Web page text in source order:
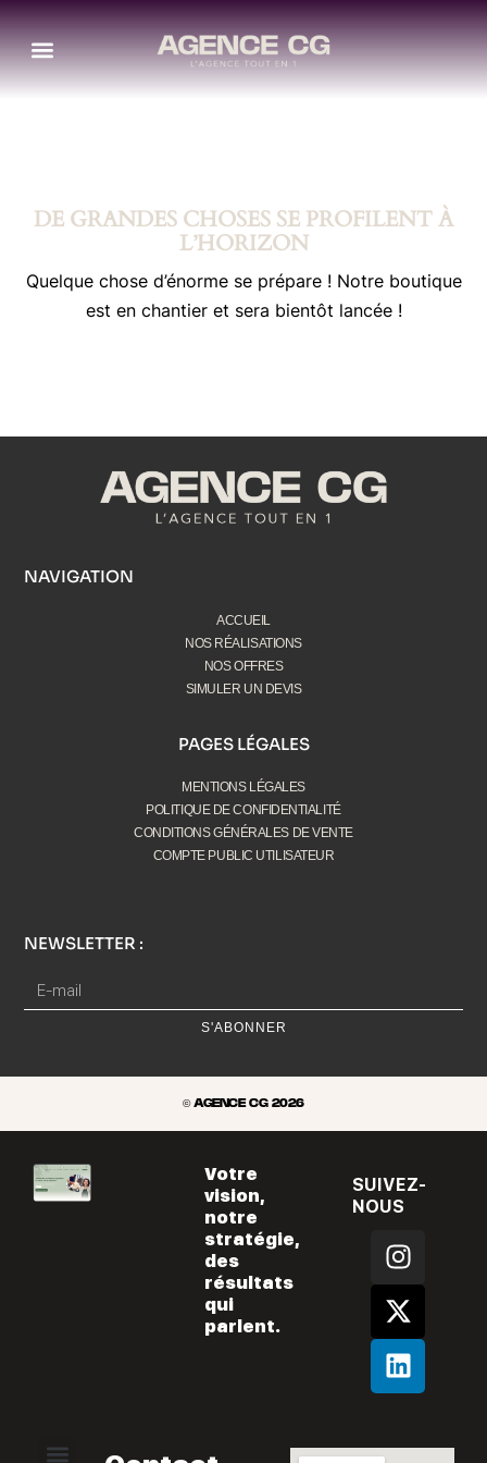
Aller
au
contenu
DE GRANDES CHOSES SE PROFILENT À
L’HORIZON
Quelque chose d’énorme se prépare ! Notre boutique
est en chantier et sera bientôt lancée !
NAVIGATION
ACCUEIL
NOS RÉALISATIONS
NOS OFFRES
SIMULER UN DEVIS
PAGES LÉGALES
MENTIONS LÉGALES
POLITIQUE DE CONFIDENTIALITÉ
CONDITIONS GÉNÉRALES DE VENTE
COMPTE PUBLIC UTILISATEUR
NEWSLETTER :
S'ABONNER
© AGENCE CG 2026
Votre
vision,
notre
stratégie,
des
résultats
qui
parlent.
SUIVEZ-
NOUS
I
n
s
t
a
g
X
-
t
w
i
t
L
i
n
k
e
d